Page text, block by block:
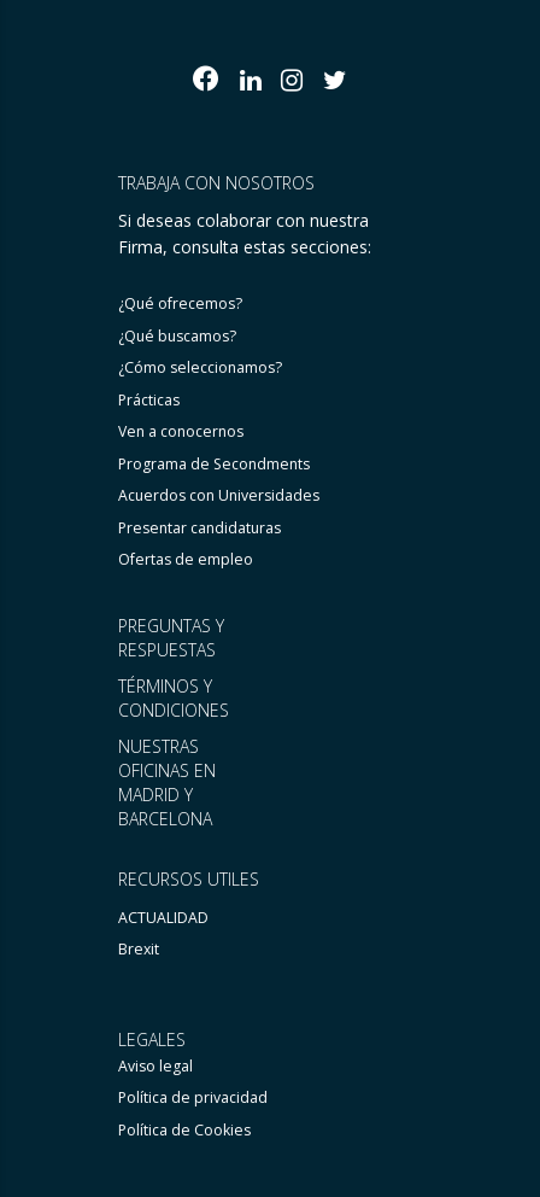
RECURSOS UTILES
ACTUALIDAD
Brexit
PREGUNTAS Y
RESPUESTAS
TÉRMINOS Y
CONDICIONES
NUESTRAS
OFICINAS EN
MADRID Y
BARCELONA
TRABAJA CON NOSOTROS
Si deseas colaborar con nuestra
Firma, consulta estas secciones:
¿Qué ofrecemos?
¿Qué buscamos?
¿Cómo seleccionamos?
Prácticas
Ven a conocernos
Programa de Secondments
Acuerdos con Universidades
Presentar candidaturas
Ofertas de empleo
LEGALES
Aviso legal
Política de privacidad
Política de Cookies